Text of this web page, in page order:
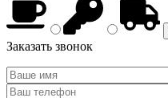
Заказать звонок